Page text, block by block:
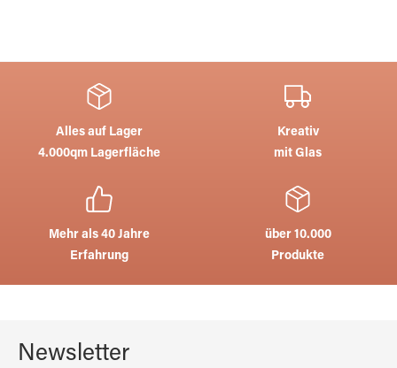
Alles auf Lager
4.000qm Lagerfläche
Kreativ
mit Glas
Mehr als 40 Jahre
Erfahrung
über 10.000
Produkte
Newsletter